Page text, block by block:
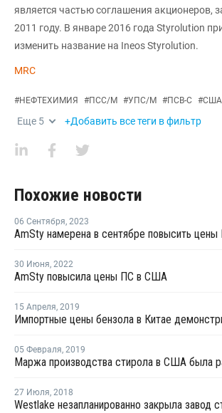
является частью соглашения акционеров,
2011 году. В январе 2016 года Styrolution
изменить название на Ineos Styrolution.
MRC
#НЕФТЕХИМИЯ #ПСС/М #УПС/М #ПСВ-С #США
Еще 5 +Добавить все теги в фильтр
Похожие новости
06 Сентября, 2023
AmSty намерена в сентябре повысить
30 Июня, 2022
AmSty повысила цены ПС в США
15 Апреля, 2019
05 Февраля, 2019
27 Июля, 2018